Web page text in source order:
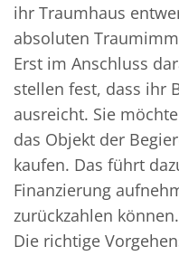
ihr Traumhaus
absoluten
Erst im Anschluss
stellen fest, dass ihr
ausreicht. Sie
das Objekt der
kaufen. Das führt
Finanzierung
zurückzahlen können.
Die richtige